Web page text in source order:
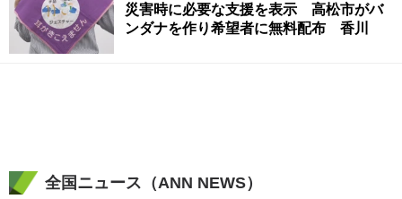
災害時に必要な支援を表示 高松市がバ
ンダナを作り希望者に無料配布 香川
全国ニュース（ANN NEWS）